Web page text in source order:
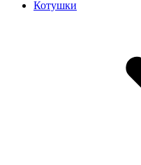
Котушки